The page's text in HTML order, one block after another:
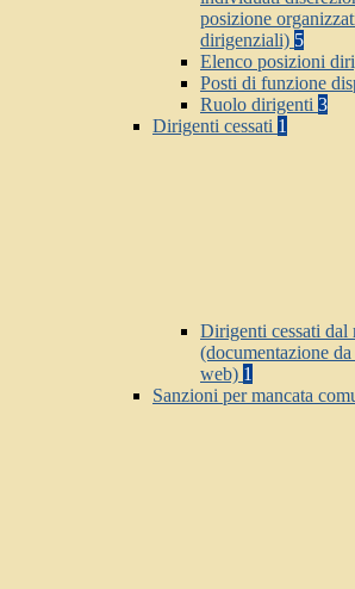
posizione
dirigenziali) 5
Elenco posizioni
Posti di funzione
Ruolo dirigenti 3
Dirigenti cessati 1
Dirigenti cessati
(documentazione
web) 1
Sanzioni per mancata